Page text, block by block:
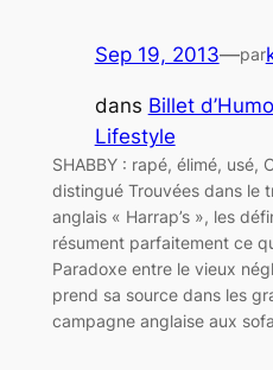
Sep 19, 2013—par
dans Billet
Lifestyle
SHABBY : rapé, élimé, usé,
distingué Trouvées dans le
anglais « Harrap’s », les
résument parfaitement ce
Paradoxe entre le vieux
prend sa source dans les
campagne anglaise aux